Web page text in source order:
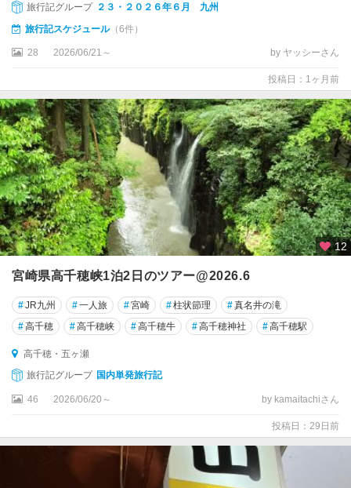
旅行記グループ ２３・２０２６年６月 九州
旅行記スケジュール（6件）
28 2026/06/21～ by ヤッシーさん
投稿日：1ヶ月前
12
宮崎県高千穂峡1泊2日のツアー@2026.6
#JR九州 #一人旅 #宮崎 #柱状節理 #真名井の滝
#高千穂 #高千穂峡 #高千穂牛 #高千穂神社 #高千穂駅
高千穂・五ヶ瀬
旅行記グループ 国内単発旅行記
46 2026/06/20～ by kamaitachiさん
投稿日：29日前